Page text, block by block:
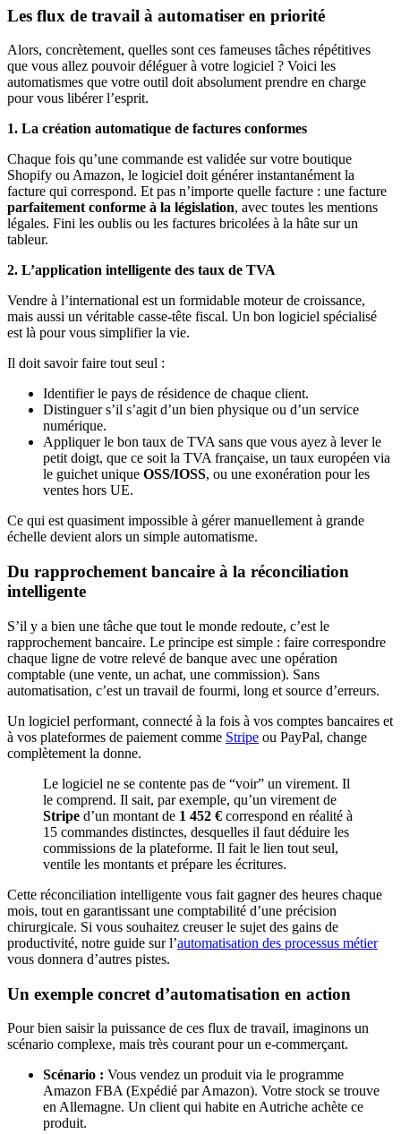
Les flux de travail à automatiser en priorité
Alors, concrètement, quelles sont ces fameuses tâches répétitives
que vous allez pouvoir déléguer à votre logiciel ? Voici les
automatismes que votre outil doit absolument prendre en charge
pour vous libérer l’esprit.
1. La création automatique de factures conformes
Chaque fois qu’une commande est validée sur votre boutique
Shopify ou Amazon, le logiciel doit générer instantanément la
facture qui correspond. Et pas n’importe quelle facture : une facture
parfaitement conforme à la législation, avec toutes les mentions
légales. Fini les oublis ou les factures bricolées à la hâte sur un
tableur.
2. L’application intelligente des taux de TVA
Vendre à l’international est un formidable moteur de croissance,
mais aussi un véritable casse-tête fiscal. Un bon logiciel spécialisé
est là pour vous simplifier la vie.
Il doit savoir faire tout seul :
Identifier le pays de résidence de chaque client.
Distinguer s’il s’agit d’un bien physique ou d’un service
numérique.
Appliquer le bon taux de TVA sans que vous ayez à lever le
petit doigt, que ce soit la TVA française, un taux européen via
le guichet unique OSS/IOSS, ou une exonération pour les
ventes hors UE.
Ce qui est quasiment impossible à gérer manuellement à grande
échelle devient alors un simple automatisme.
Du rapprochement bancaire à la réconciliation
intelligente
S’il y a bien une tâche que tout le monde redoute, c’est le
rapprochement bancaire. Le principe est simple : faire correspondre
chaque ligne de votre relevé de banque avec une opération
comptable (une vente, un achat, une commission). Sans
automatisation, c’est un travail de fourmi, long et source d’erreurs.
Un logiciel performant, connecté à la fois à vos comptes bancaires et
à vos plateformes de paiement comme Stripe ou PayPal, change
complètement la donne.
Le logiciel ne se contente pas de “voir” un virement. Il
le comprend. Il sait, par exemple, qu’un virement de
Stripe d’un montant de 1 452 € correspond en réalité à
15 commandes distinctes, desquelles il faut déduire les
commissions de la plateforme. Il fait le lien tout seul,
ventile les montants et prépare les écritures.
Cette réconciliation intelligente vous fait gagner des heures chaque
mois, tout en garantissant une comptabilité d’une précision
chirurgicale. Si vous souhaitez creuser le sujet des gains de
productivité, notre guide sur l’automatisation des processus métier
vous donnera d’autres pistes.
Un exemple concret d’automatisation en action
Pour bien saisir la puissance de ces flux de travail, imaginons un
scénario complexe, mais très courant pour un e-commerçant.
Scénario : Vous vendez un produit via le programme
Amazon FBA (Expédié par Amazon). Votre stock se trouve
en Allemagne. Un client qui habite en Autriche achète ce
produit.